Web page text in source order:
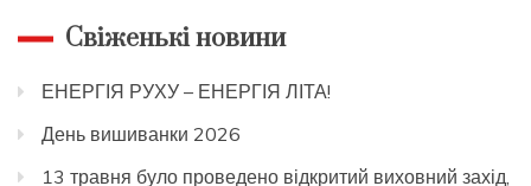
Свіженькі новини
ЕНЕРГІЯ РУХУ – ЕНЕРГІЯ ЛІТА!
День вишиванки 2026
13 травня було проведено відкритий виховний захід,